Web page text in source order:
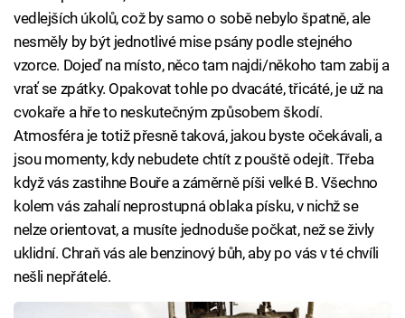
vedlejších úkolů, což by samo o sobě nebylo špatně, ale
nesměly by být jednotlivé mise psány podle stejného
vzorce. Dojeď na místo, něco tam najdi/někoho tam zabij a
vrať se zpátky. Opakovat tohle po dvacáté, třicáté, je už na
cvokaře a hře to neskutečným způsobem škodí.
Atmosféra je totiž přesně taková, jakou byste očekávali, a
jsou momenty, kdy nebudete chtít z pouště odejít. Třeba
když vás zastihne Bouře a záměrně píši velké B. Všechno
kolem vás zahalí neprostupná oblaka písku, v nichž se
nelze orientovat, a musíte jednoduše počkat, než se živly
uklidní. Chraň vás ale benzinový bůh, aby po vás v té chvíli
nešli nepřátelé.